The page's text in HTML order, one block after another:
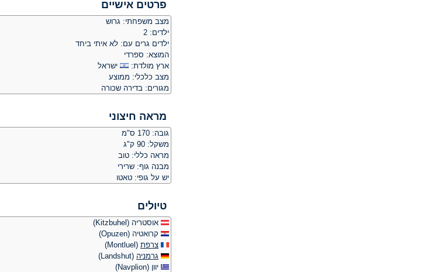
פרטים אישיים
מצב משפחתי: גרוש
ילדים: 2
ילדים גרים עם: לא איתי ביחד
המוצא: ספרדי
ארץ מולדת:
ישראל
מצב כלכלי: ממוצע
מגורים: בדירה שכורה
מראה חיצוני
גובה: 170 ס"מ
משקל: 90 ק"ג
מראה כללי: טוב
מבנה גוף: שרירי
יש על גופי: טאטו
טיולים
אוסטריה (Kitzbuhel)
קרואטיה (Opuzen)
צרפת (Montluel)
גרמניה (Landshut)
יוון (Navplion)